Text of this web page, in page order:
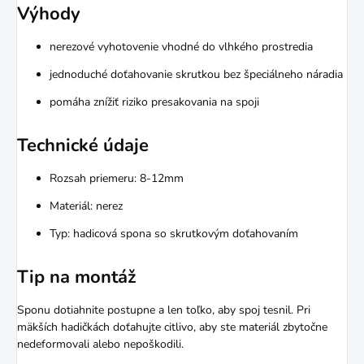
Výhody
nerezové vyhotovenie vhodné do vlhkého prostredia
jednoduché doťahovanie skrutkou bez špeciálneho náradia
pomáha znížiť riziko presakovania na spoji
Technické údaje
Rozsah priemeru: 8-12mm
Materiál: nerez
Typ: hadicová spona so skrutkovým doťahovaním
Tip na montáž
Sponu dotiahnite postupne a len toľko, aby spoj tesnil. Pri
mäkších hadičkách doťahujte citlivo, aby ste materiál zbytočne
nedeformovali alebo nepoškodili.